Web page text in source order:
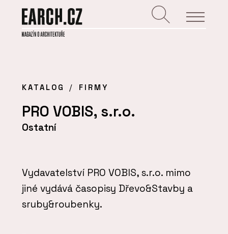
KATALOG FIRMY
PRO VOBIS, s.r.o.
Ostatní
Vydavatelství PRO VOBIS, s.r.o. mimo
jiné vydává časopisy Dřevo&Stavby a
sruby&roubenky.